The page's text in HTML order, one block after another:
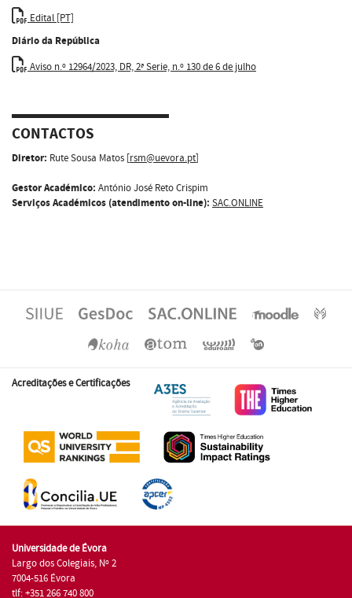
Edital [PT]
Diário da República
Aviso n.º 12964/2023, DR, 2ª Serie, n.º 130 de 6 de julho
CONTACTOS
Diretor: Rute Sousa Matos [rsm@uevora.pt]
Gestor Académico: António José Reto Crispim
Serviços Académicos (atendimento on-line): SAC.ONLINE
Acreditações e Certificações
Universidade de Évora
Largo dos Colegiais, Nº 2
7004-516 Évora
tlf: +351 266 740 800